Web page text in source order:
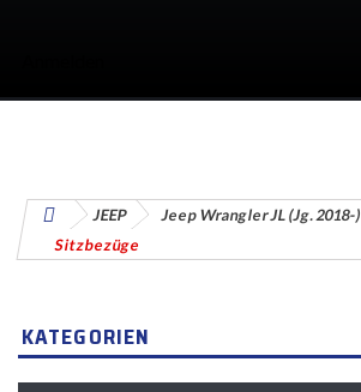
JEEP Jeep Wrangler JL (Jg. 2018-)
Sitzbezüge
KATEGORIEN